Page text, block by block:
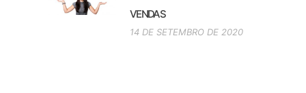
VENDAS
14 DE SETEMBRO DE 2020